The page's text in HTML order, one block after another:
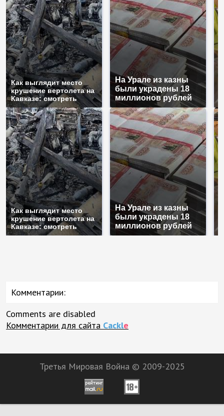
Как выглядит место
крушение вертолета на
Кавказе: смотреть
На Урале из казны
были украдены 18
миллионов рублей
Как выглядит место
крушение вертолета на
Кавказе: смотреть
На Урале из казны
были украдены 18
миллионов рублей
Комментарии:
Comments are disabled
Комментарии для сайта Cackle
Третья Мировая Война © 2009-2025